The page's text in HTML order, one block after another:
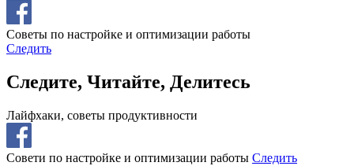
Советы по настройке и оптимизации работы
Следить
Следите, Читайте, Делитесь
Лайфхаки, советы продуктивности
Совети по настройке и оптимизации работы Следить